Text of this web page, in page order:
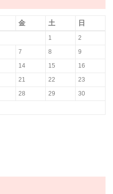
金 土 日
1
2
7 8
9
14 15
16
21 22
23
28 29
30